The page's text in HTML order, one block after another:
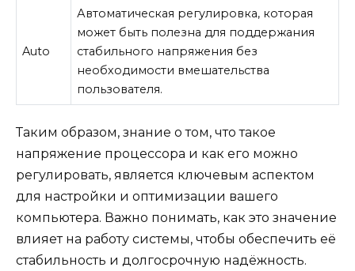
Auto
Автоматическая регулировка, которая
может быть полезна для поддержания
стабильного напряжения без
необходимости вмешательства
пользователя.
Таким образом, знание о том, что такое
напряжение процессора и как его можно
регулировать, является ключевым аспектом
для настройки и оптимизации вашего
компьютера. Важно понимать, как это значение
влияет на работу системы, чтобы обеспечить её
стабильность и долгосрочную надёжность.